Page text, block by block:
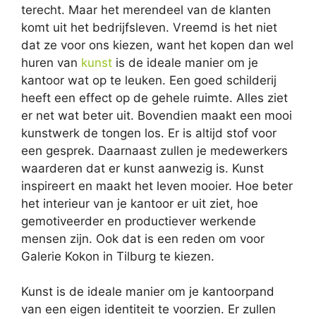
terecht. Maar het merendeel van de klanten
komt uit het bedrijfsleven. Vreemd is het niet
dat ze voor ons kiezen, want het kopen dan wel
huren van kunst is de ideale manier om je
kantoor wat op te leuken. Een goed schilderij
heeft een effect op de gehele ruimte. Alles ziet
er net wat beter uit. Bovendien maakt een mooi
kunstwerk de tongen los. Er is altijd stof voor
een gesprek. Daarnaast zullen je medewerkers
waarderen dat er kunst aanwezig is. Kunst
inspireert en maakt het leven mooier. Hoe beter
het interieur van je kantoor er uit ziet, hoe
gemotiveerder en productiever werkende
mensen zijn. Ook dat is een reden om voor
Galerie Kokon in Tilburg te kiezen.
Kunst is de ideale manier om je kantoorpand
van een eigen identiteit te voorzien. Er zullen